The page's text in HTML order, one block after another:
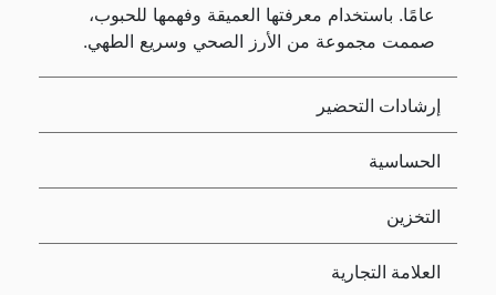
عامًا. باستخدام معرفتها العميقة وفهمها للحبوب،
صممت مجموعة من الأرز الصحي وسريع الطهي.
إرشادات التحضير
الحساسية
التخزين
العلامة التجارية